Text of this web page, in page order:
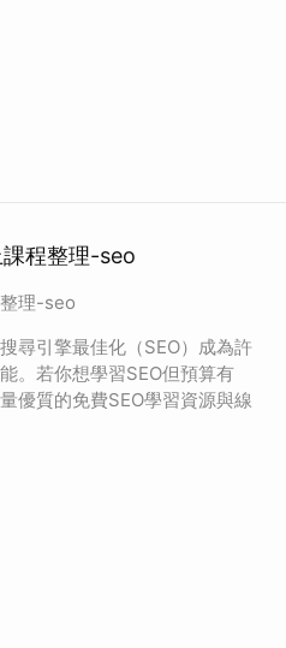
程整理-seo
理-seo
尋引擎最佳化（SEO）成為許
。若你想學習SEO但預算有
優質的免費SEO學習資源與線